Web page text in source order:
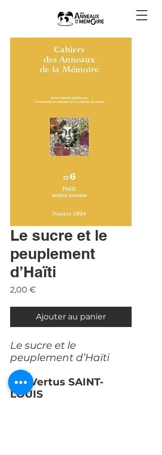
Le sucre et le
peuplement
d’Haïti
2,00 €
Ajouter au panier
Le sucre et le
peuplement d’Haïti
Par Vertus SAINT-
LOUIS